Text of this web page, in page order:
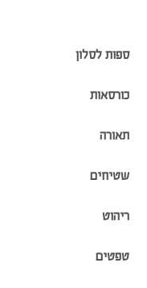
ספות לסלון
כורסאות
תאורה
שטיחים
ריהוט
טפטים